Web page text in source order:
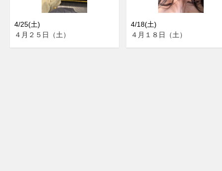
4/25(土)
４月２５日（土）
4/18(土)
４月１８日（土）